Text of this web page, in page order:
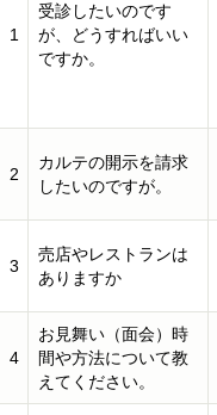
1
受診したいのです
が、どうすればいい
ですか。
2
カルテの開示を請求
したいのですが。
3
売店やレストランは
ありますか
4
お見舞い（面会）時
間や方法について教
えてください。